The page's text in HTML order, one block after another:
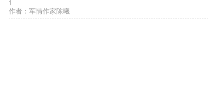
1
作者：军情作家陈曦